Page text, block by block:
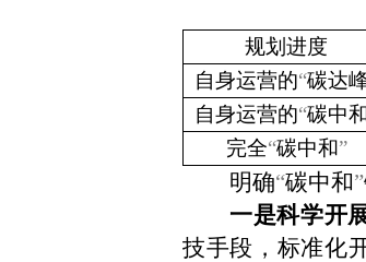
规划进度
自身运营的“碳达
自身运营的“碳中
完全“碳中和”
明确“碳中和”
一是科学开
技手段，标准化